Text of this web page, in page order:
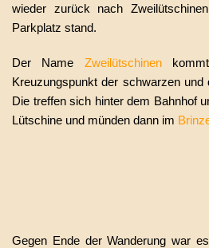
wieder zurück nach
Parkplatz stand.
Der Name Zweilütschinen
Kreuzungspunkt der schwarzen
Die treffen sich hinter dem Bahnhof
Lütschine und münden dann im
Gegen Ende der Wanderung war